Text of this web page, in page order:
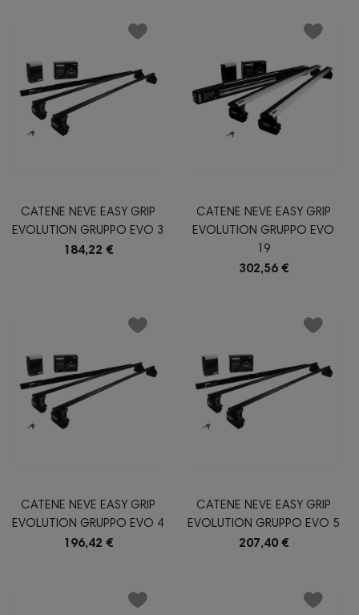
CATENE NEVE EASY GRIP
EVOLUTION GRUPPO EVO 3
184,22 €
CATENE NEVE EASY GRIP
EVOLUTION GRUPPO EVO
19
302,56 €
CATENE NEVE EASY GRIP
EVOLUTION GRUPPO EVO 4
196,42 €
CATENE NEVE EASY GRIP
EVOLUTION GRUPPO EVO 5
207,40 €